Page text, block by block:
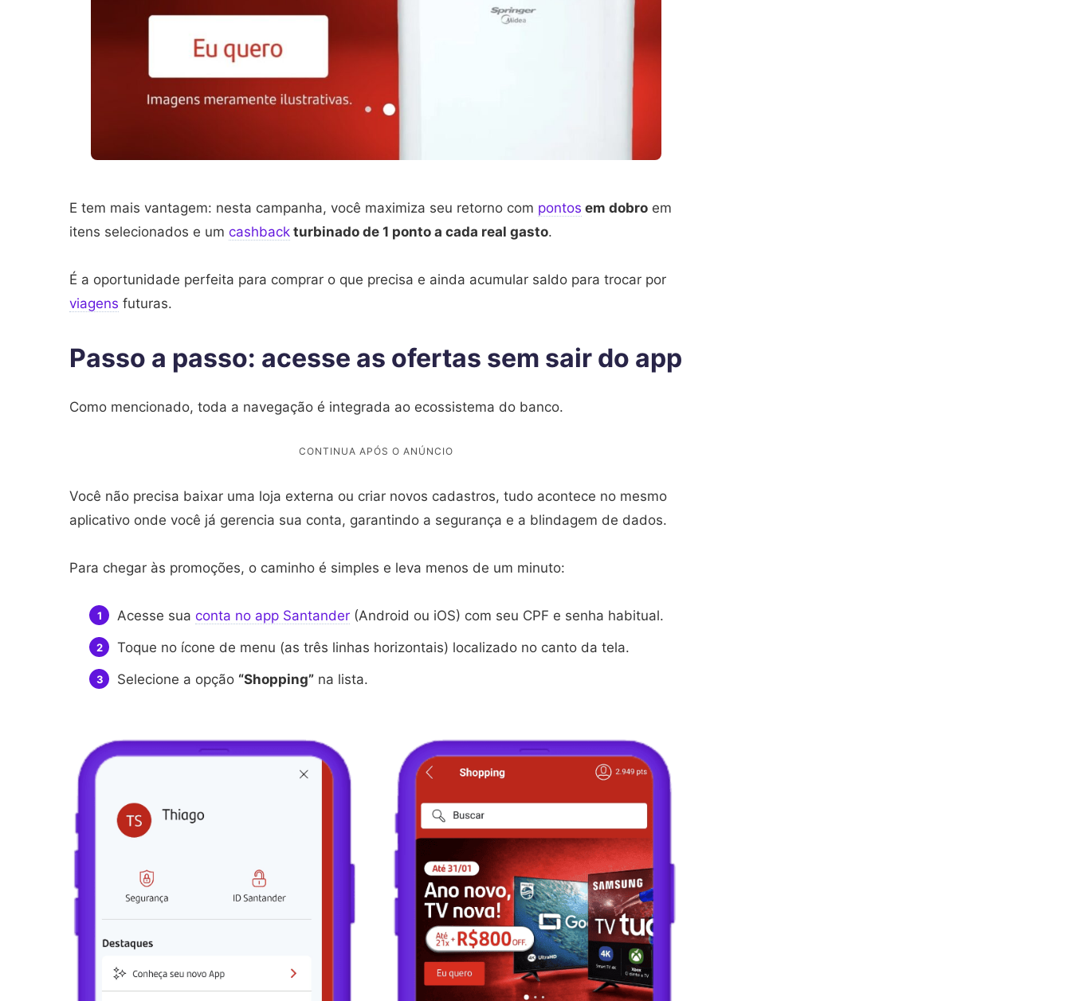
E tem mais vantagem: nesta campanha, você maximiza seu retorno com pontos em dobro em
itens selecionados e um cashback turbinado de 1 ponto a cada real gasto.
É a oportunidade perfeita para comprar o que precisa e ainda acumular saldo para trocar por
viagens futuras.
Passo a passo: acesse as ofertas sem sair do app
Como mencionado, toda a navegação é integrada ao ecossistema do banco.
Você não precisa baixar uma loja externa ou criar novos cadastros, tudo acontece no mesmo
aplicativo onde você já gerencia sua conta, garantindo a segurança e a blindagem de dados.
Para chegar às promoções, o caminho é simples e leva menos de um minuto:
Acesse sua conta no app Santander (Android ou iOS) com seu CPF e senha habitual.
Toque no ícone de menu (as três linhas horizontais) localizado no canto da tela.
Selecione a opção “Shopping” na lista.